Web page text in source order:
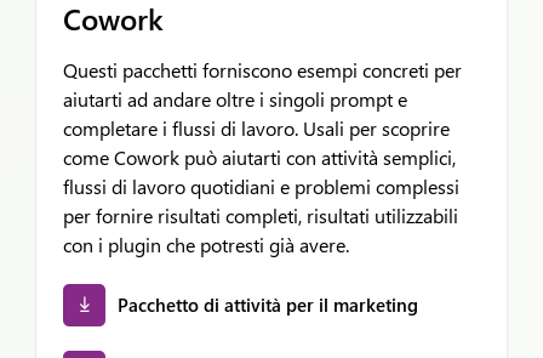
Cowork
Questi pacchetti forniscono esempi concreti per
aiutarti ad andare oltre i singoli prompt e
completare i flussi di lavoro. Usali per scoprire
come Cowork può aiutarti con attività semplici,
flussi di lavoro quotidiani e problemi complessi
per fornire risultati completi, risultati utilizzabili
con i plugin che potresti già avere.
Pacchetto di attività per il marketing